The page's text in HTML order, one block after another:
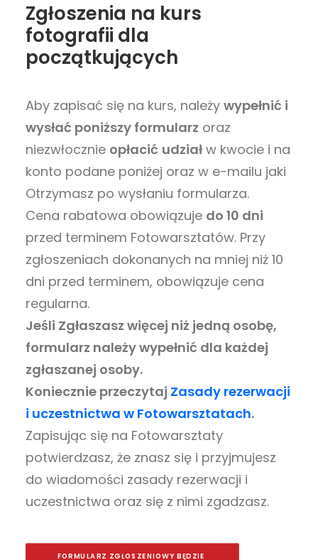
Zgłoszenia na kurs
fotografii dla
początkujących
Aby zapisać się na kurs, należy wypełnić i
wysłać poniższy formularz oraz
niezwłocznie opłacić udział w kwocie i na
konto podane poniżej oraz w e-mailu jaki
Otrzymasz po wysłaniu formularza.
Cena rabatowa obowiązuje do 10 dni
przed terminem Fotowarsztatów. Przy
zgłoszeniach dokonanych na mniej niż 10
dni przed terminem, obowiązuje cena
regularna.
Jeśli Zgłaszasz więcej niż jedną osobę,
formularz należy wypełnić dla każdej
zgłaszanej osoby.
Koniecznie przeczytaj Zasady rezerwacji
i uczestnictwa w Fotowarsztatach.
Zapisując się na Fotowarsztaty
potwierdzasz, że znasz się i przyjmujesz
do wiadomości zasady rezerwacji i
uczestnictwa oraz się z nimi zgadzasz.
FORMULARZ ZGŁOSZENIOWY BĘDZIE